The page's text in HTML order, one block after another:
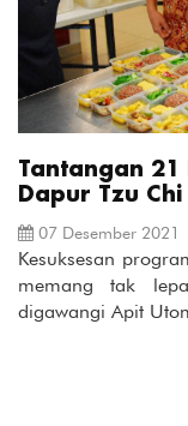
Tantangan
Dapur Tzu
07 Desember 2021
Kesuksesan
memang tak
digawangi Apit